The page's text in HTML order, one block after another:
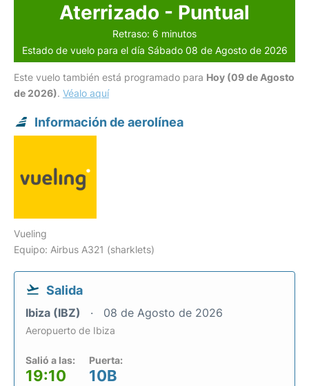
Aterrizado - Puntual
Retraso: 6 minutos
Estado de vuelo para el día Sábado 08 de Agosto de 2026
Este vuelo también está programado para Hoy (09 de Agosto
de 2026). Véalo aquí
Información de aerolínea
Vueling
Equipo: Airbus A321 (sharklets)
Salida
Ibiza (IBZ) 08 de Agosto de 2026
Aeropuerto de Ibiza
Salió a las:
19:10
Puerta:
10B